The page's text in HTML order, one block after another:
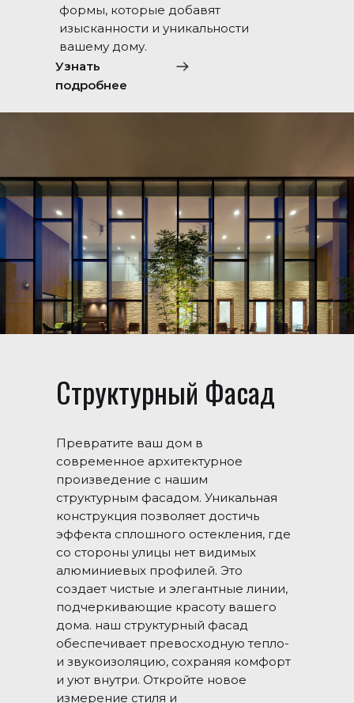
Узнать
подробнее
Структурный Фасад
Превратите ваш дом в
современное архитектурное
произведение с нашим
структурным фасадом. Уникальная
конструкция позволяет достичь
эффекта сплошного остекления, где
со стороны улицы нет видимых
алюминиевых профилей. Это
создает чистые и элегантные линии,
подчеркивающие красоту вашего
дома. наш структурный фасад
обеспечивает превосходную тепло-
и звукоизоляцию, сохраняя комфорт
и уют внутри. Откройте новое
измерение стиля и
формы, которые добавят
изысканности и уникальности
вашему дому.